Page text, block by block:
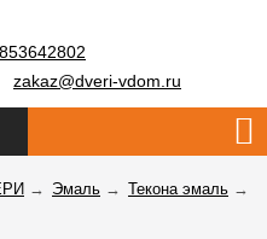
zakaz@dveri-vdom.ru
→ Эмаль → Текона эмаль →